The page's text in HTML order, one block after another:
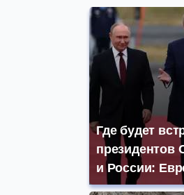
Где будет
и России: